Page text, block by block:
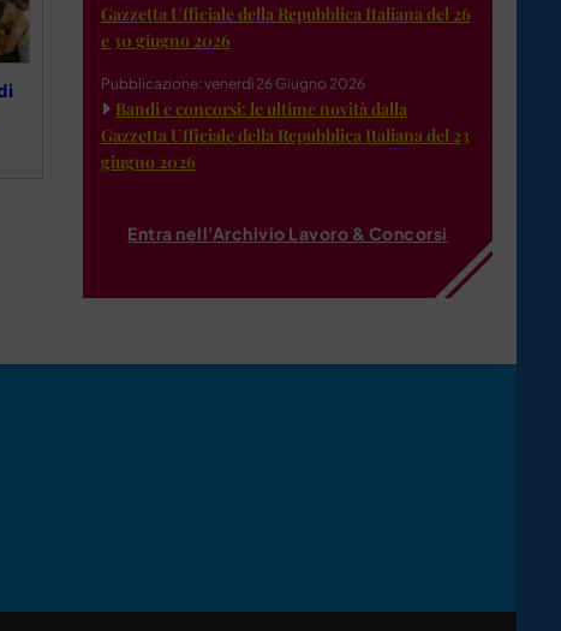
Gazzetta Ufficiale della Repubblica Italiana del 26
e 30 giugno 2026
Pubblicazione: venerdì 26 Giugno 2026
Bandi e concorsi: le ultime novità dalla
Gazzetta Ufficiale della Repubblica Italiana del 23
giugno 2026
Entra nell'Archivio Lavoro & Concorsi